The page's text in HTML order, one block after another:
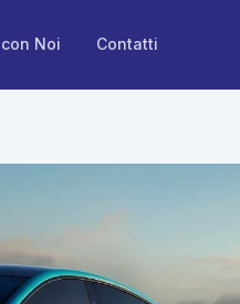
Noi Contatti